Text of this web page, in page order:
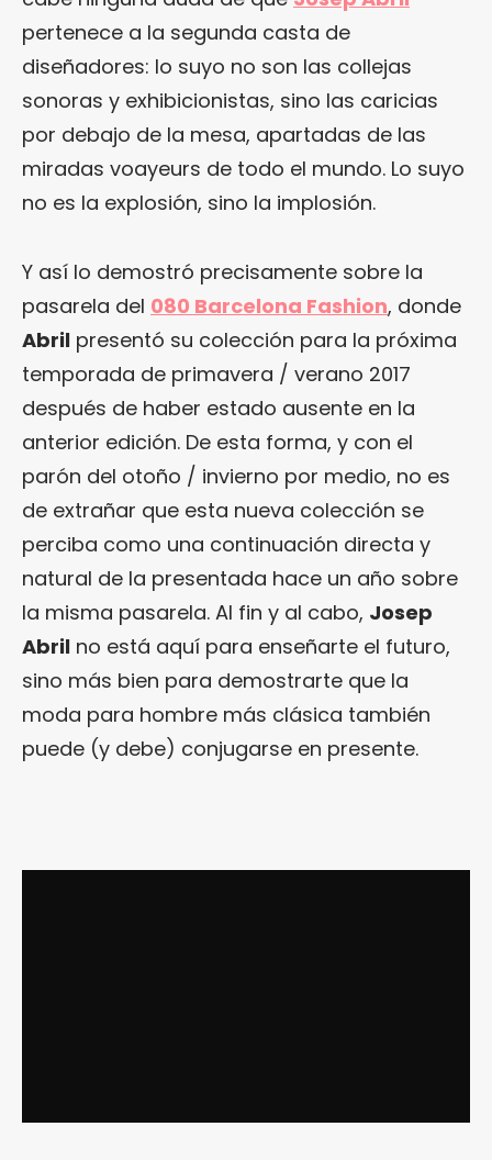
pertenece a la segunda casta de
diseñadores: lo suyo no son las collejas
sonoras y exhibicionistas, sino las caricias
por debajo de la mesa, apartadas de las
miradas voayeurs de todo el mundo. Lo suyo
no es la explosión, sino la implosión.
Y así lo demostró precisamente sobre la
pasarela del 080 Barcelona Fashion, donde
Abril presentó su colección para la próxima
temporada de primavera / verano 2017
después de haber estado ausente en la
anterior edición. De esta forma, y con el
parón del otoño / invierno por medio, no es
de extrañar que esta nueva colección se
perciba como una continuación directa y
natural de la presentada hace un año sobre
la misma pasarela. Al fin y al cabo, Josep
Abril no está aquí para enseñarte el futuro,
sino más bien para demostrarte que la
moda para hombre más clásica también
puede (y debe) conjugarse en presente.